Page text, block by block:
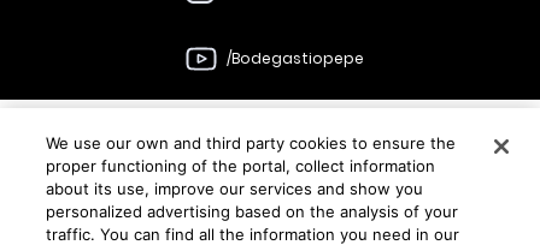
/Bodegastiopepe
Bodegas
González Byass
We use our own and third party cookies to ensure the
proper functioning of the portal, collect information
about its use, improve our services and show you
personalized advertising based on the analysis of your
traffic. You can find all the information you need in our